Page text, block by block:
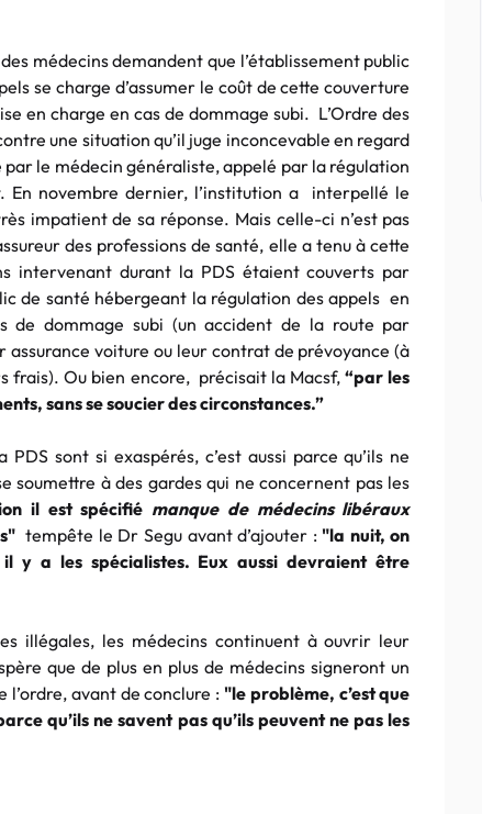
médecins demandent que l’établissement public
se charge d’assumer le coût de cette couverture
en charge en cas de dommage subi. L’Ordre des
une situation qu’il juge inconcevable en regard
par le médecin généraliste, appelé par la régulation
En novembre dernier, l’institution a interpellé le
impatient de sa réponse. Mais celle-ci n’est pas
des professions de santé, elle a tenu à cette
intervenant durant la PDS étaient couverts par
de santé hébergeant la régulation des appels en
de dommage subi (un accident de la route par
voiture ou leur contrat de prévoyance (à
frais). Ou bien encore, précisait la Macsf,“parles
sans se soucier des circonstances.”
sont si exaspérés, c’est aussi parce qu’ils ne
soumettre à des gardes qui ne concernent pas les
il est spécifié manque de médecins libéraux
tempête le Dr Segu avant d’ajouter : "la nuit, on
y a les spécialistes. Eux aussi devraient être
illégales, les médecins continuent à ouvrir leur
que de plus en plus de médecins signeront un
l’ordre, avant de conclure : "le problème, c’est que
qu’ils ne savent pas qu’ils peuvent ne pas les